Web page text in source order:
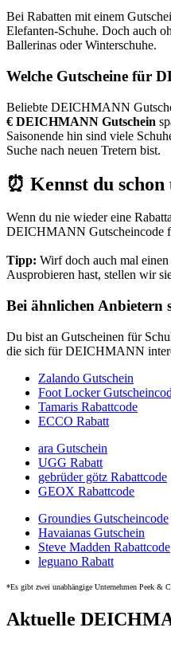
Bei Rabatten mit einem
Elefanten-Schuhe. Doch auch
Ballerinas oder Winterschuhe.
Welche Gutscheine für
Beliebte DEICHMANN
€ DEICHMANN Gutschein
Saisonende hin sind viele
Suche nach neuen Tretern bist.
⏰ Kennst du
Wenn du nie wieder eine
DEICHMANN Gutscheincode
Tipp: Wirf doch auch mal
Ausprobieren hast, stellen wir
Bei ähnlichen Anbietern
Du bist an Gutscheinen für
die sich für DEICHMANN
Zalando Gutschein
Foot Locker
Tamaris Rabattcode
ECCO Rabatt
ara Gutschein
UGG Rabatt
gebrüder götz Rabattcode
GEOX Rabattcode
Groundies Gutscheincode
Havaianas Gutschein
Steve Madden Rabattcode
leguano Rabatt
*Es gibt zwei unabhängige Unternehmen Peek &
Aktuelle